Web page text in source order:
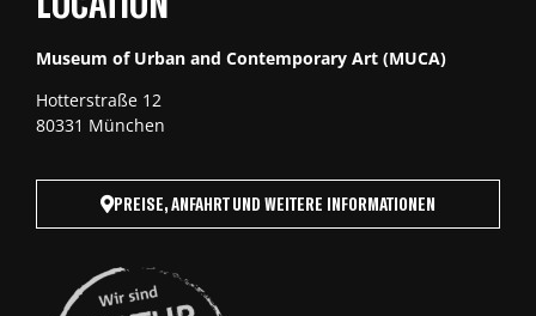
Museum of Urban and Contemporary Art (MUCA)
Hotterstraße 12
80331 München
PREISE, ANFAHRT UND WEITERE INFORMATIONEN